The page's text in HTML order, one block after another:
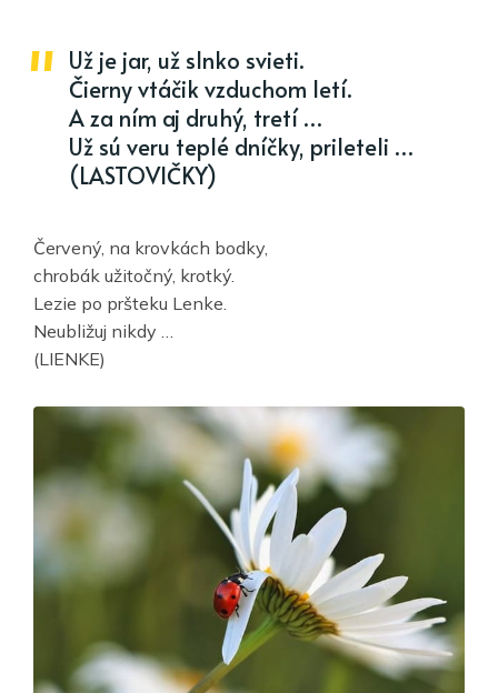
Už je jar, už slnko svieti.
Čierny vtáčik vzduchom letí.
A za ním aj druhý, tretí …
Už sú veru teplé dníčky, prileteli …
(LASTOVIČKY)
Červený, na krovkách bodky,
chrobák užitočný, krotký.
Lezie po pršteku Lenke.
Neubližuj nikdy …
(LIENKE)